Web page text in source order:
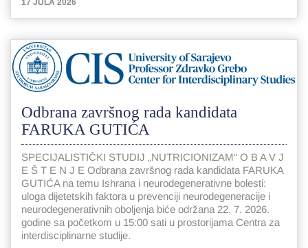
17 JULA 2026
Odbrana završnog rada kandidata
FARUKA GUTIĆA
SPECIJALISTIČKI STUDIJ „NUTRICIONIZAM“ O B A V J
E Š T E N J E Odbrana završnog rada kandidata FARUKA
GUTIĆA na temu Ishrana i neurodegenerativne bolesti:
uloga dijetetskih faktora u prevenciji neurodegeneracije i
neurodegenerativnih oboljenja biće održana 22. 7. 2026.
godine sa početkom u 15:00 sati u prostorijama Centra za
interdisciplinarne studije.